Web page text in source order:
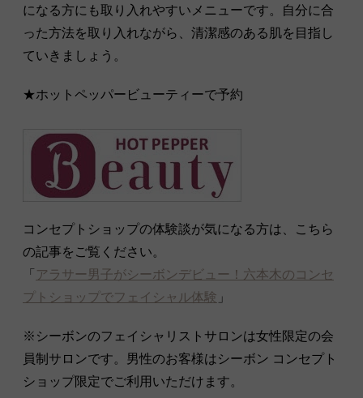
になる方にも取り入れやすいメニューです。自分に合
った方法を取り入れながら、清潔感のある肌を目指し
ていきましょう。
★ホットペッパービューティーで予約
コンセプトショップの体験談が気になる方は、こちら
の記事をご覧ください。
「 アラサー男子がシーボンデビュー！六本木のコンセ
プトショップでフェイシャル体験 」
※シーボンのフェイシャリストサロンは女性限定の会
員制サロンです。男性のお客様はシーボン コンセプト
ショップ限定でご利用いただけます。